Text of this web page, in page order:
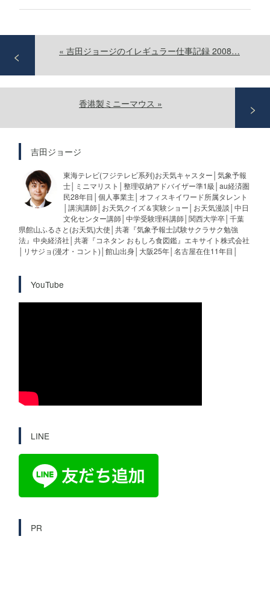
« 吉田ジョージのイレギュラー仕事記録 2008…
香港製ミニーマウス »
吉田ジョージ
東海テレビ(フジテレビ系列)お天気キャスター│気象予報
士│ミニマリスト│整理収納アドバイザー準1級│au経済圏
民28年目│個人事業主│オフィスキイワード所属タレント
│講演講師│お天気クイズ＆実験ショー│お天気漫談│中日
文化センター講師│中学受験理科講師│関西大学卒│千葉
県館山ふるさと(お天気)大使│共著『気象予報士試験サクラサク勉強
法』中央経済社│共著『コネタン おもしろ食図鑑』エキサイト株式会社
│リサジョ(漫才・コント)│館山出身│大阪25年│名古屋在住11年目│
YouTube
LINE
PR